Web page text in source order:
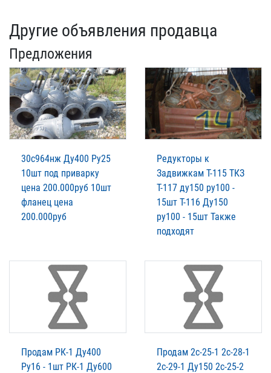
Другие объявления продавца
Предложения
30с964нж Ду400 Ру25
10шт под приварку
цена 200.000руб 10шт
фланец цена
200.000руб
Редукторы к
Задвижкам Т-115 ТКЗ
Т-117 ду150 ру100 -
15шт Т-116 Ду150
ру100 - 15шт Также
подходят
Продам РК-1 Ду400
Ру16 - 1шт РК-1 Ду600
Продам 2с-25-1 2с-28-1
2с-29-1 Ду150 2с-25-2